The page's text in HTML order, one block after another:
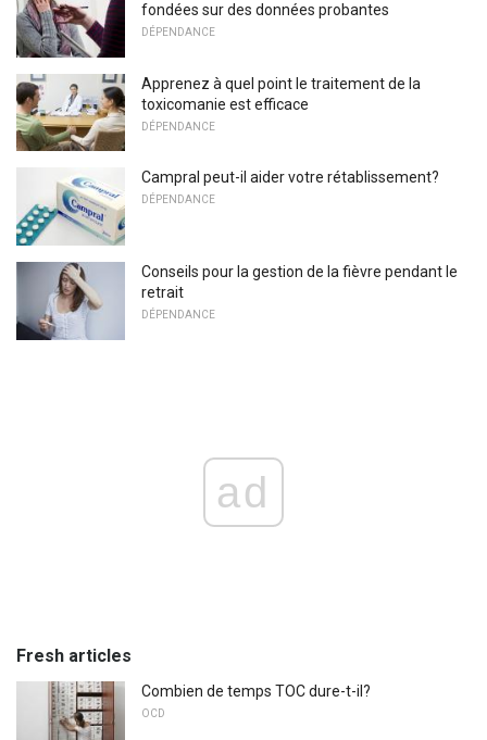
fondées sur des données probantes
DÉPENDANCE
Apprenez à quel point le traitement de la
toxicomanie est efficace
DÉPENDANCE
Campral peut-il aider votre rétablissement?
DÉPENDANCE
Conseils pour la gestion de la fièvre pendant le
retrait
DÉPENDANCE
ad
Fresh articles
Combien de temps TOC dure-t-il?
OCD